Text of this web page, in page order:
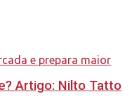
Artigo: Nilto Tatto